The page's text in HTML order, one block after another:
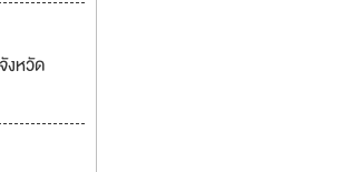
งหวัด